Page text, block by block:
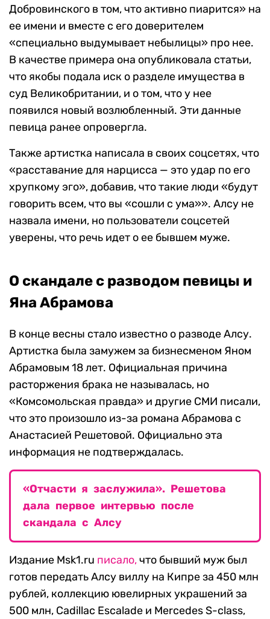
Добровинского в том, что активно пиарится» на
ее имени и вместе с его доверителем
«специально выдумывает небылицы» про нее.
В качестве примера она опубликовала статьи,
что якобы подала иск о разделе имущества в
суд Великобритании, и о том, что у нее
появился новый возлюбленный. Эти данные
певица ранее опровергла.
Также артистка написала в своих соцсетях, что
«расставание для нарцисса — это удар по его
хрупкому эго», добавив, что такие люди «будут
говорить всем, что вы «сошли с ума»». Алсу не
назвала имени, но пользователи соцсетей
уверены, что речь идет о ее бывшем муже.
О скандале с разводом певицы и
Яна Абрамова
В конце весны стало известно о разводе Алсу.
Артистка была замужем за бизнесменом Яном
Абрамовым 18 лет. Официальная причина
расторжения брака не называлась, но
«Комсомольская правда» и другие СМИ писали,
что это произошло из-за романа Абрамова с
Анастасией Решетовой. Официально эта
информация не подтверждалась.
«Отчасти я заслужила». Решетова
дала первое интервью после
скандала с Алсу
Издание Msk1.ru писало,что бывший муж был
готов передать Алсу виллу на Кипре за 450 млн
рублей, коллекцию ювелирных украшений за
500 млн, Cadillac Escalade и Mercedes S-class,